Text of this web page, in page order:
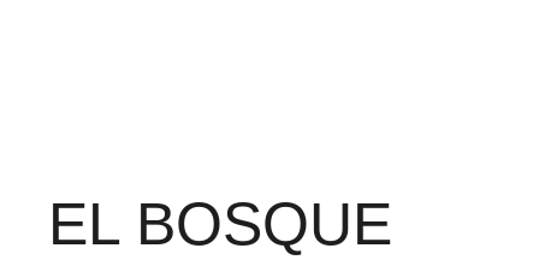
EL BOSQUE